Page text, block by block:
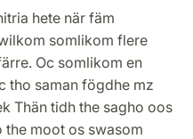
hete när fäm
somlikom flere
Oc somlikom en
tho saman fögdhe mz
Thän tidh the sagho oos
moot os swasom